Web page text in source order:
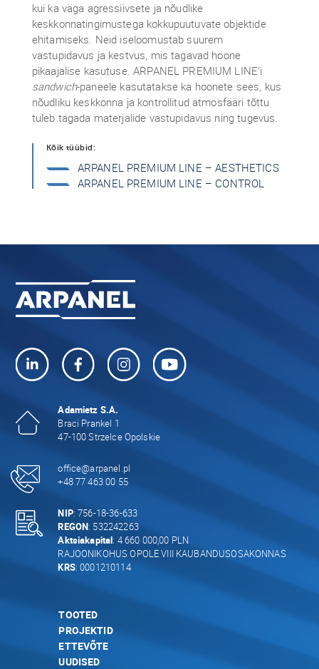
kui ka väga agressiivsete ja nõudlike
keskkonnatingimustega kokkupuutuvate objektide
ehitamiseks. Neid iseloomustab suurem
vastupidavus ja kestvus, mis tagavad hoone
pikaajalise kasutuse. ARPANEL PREMIUM LINE’i
sandwich-paneele kasutatakse ka hoonete sees, kus
nõudliku keskkonna ja kontrollitud atmosfääri tõttu
tuleb tagada materjalide vastupidavus ning tugevus.
Kõik tüübid:
ARPANEL PREMIUM LINE – AESTHETICS
ARPANEL PREMIUM LINE – CONTROL
Adamietz S.A.
Braci Prankel 1
47-100 Strzelce Opolskie
office@arpanel.pl
+48 77 463 00 55
NIP: 756-18-36-633
REGON: 532242263
Aktsiakapital: 4 660 000,00 PLN
RAJOONIKOHUS OPOLE VIII KAUBANDUSOSAKONNAS
KRS: 0001210114
TOOTED
PROJEKTID
ETTEVÕTE
UUDISED